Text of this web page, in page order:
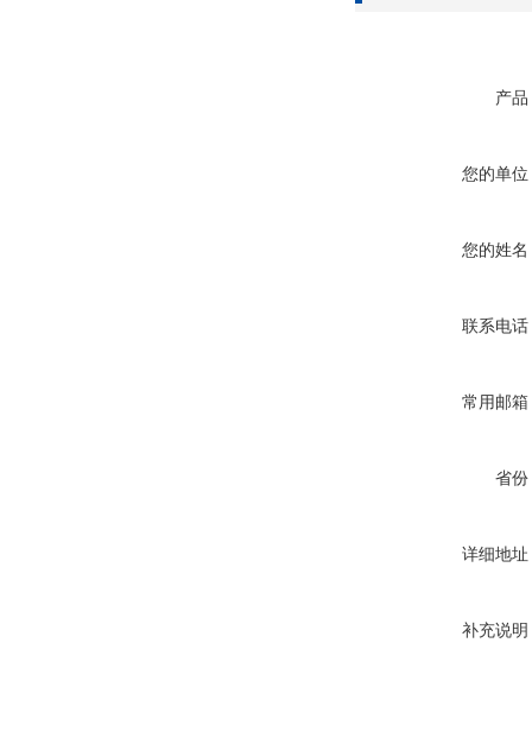
产品
您的单位
您的姓名
联系电话
常用邮箱
省份
详细地址
补充说明